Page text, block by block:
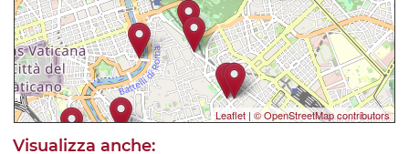
Leaflet| © OpenStreetMap contributors